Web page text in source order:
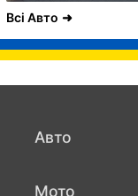
Всі Авто
Авто
Мото